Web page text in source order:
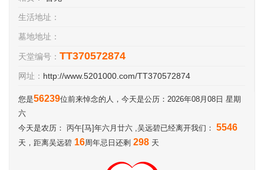
生活地址：
墓地地址：
天堂编号： TT370572874
网址： http://www.5201000.com/TT370572874
您是56239位前来悼念的人，今天是公历：2026年08月08日 星期
六
今天是农历： 丙午[马]年六月廿六 ,吴远碧已经离开我们： 5546
天，距离吴远碧 16周年忌日还剩 298 天